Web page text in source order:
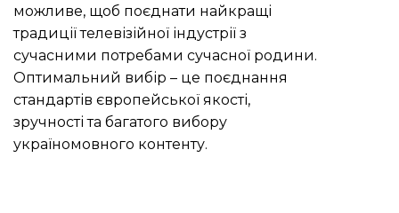
можливе, щоб поєднати найкращі
традиції телевізійної індустрії з
сучасними потребами сучасної родини.
Оптимальний вибір – це поєднання
стандартів європейської якості,
зручності та багатого вибору
україномовного контенту.